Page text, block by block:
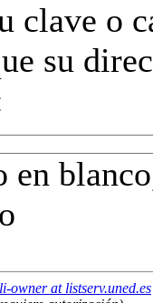
clave o
su
en
owner at listserv.uned.es